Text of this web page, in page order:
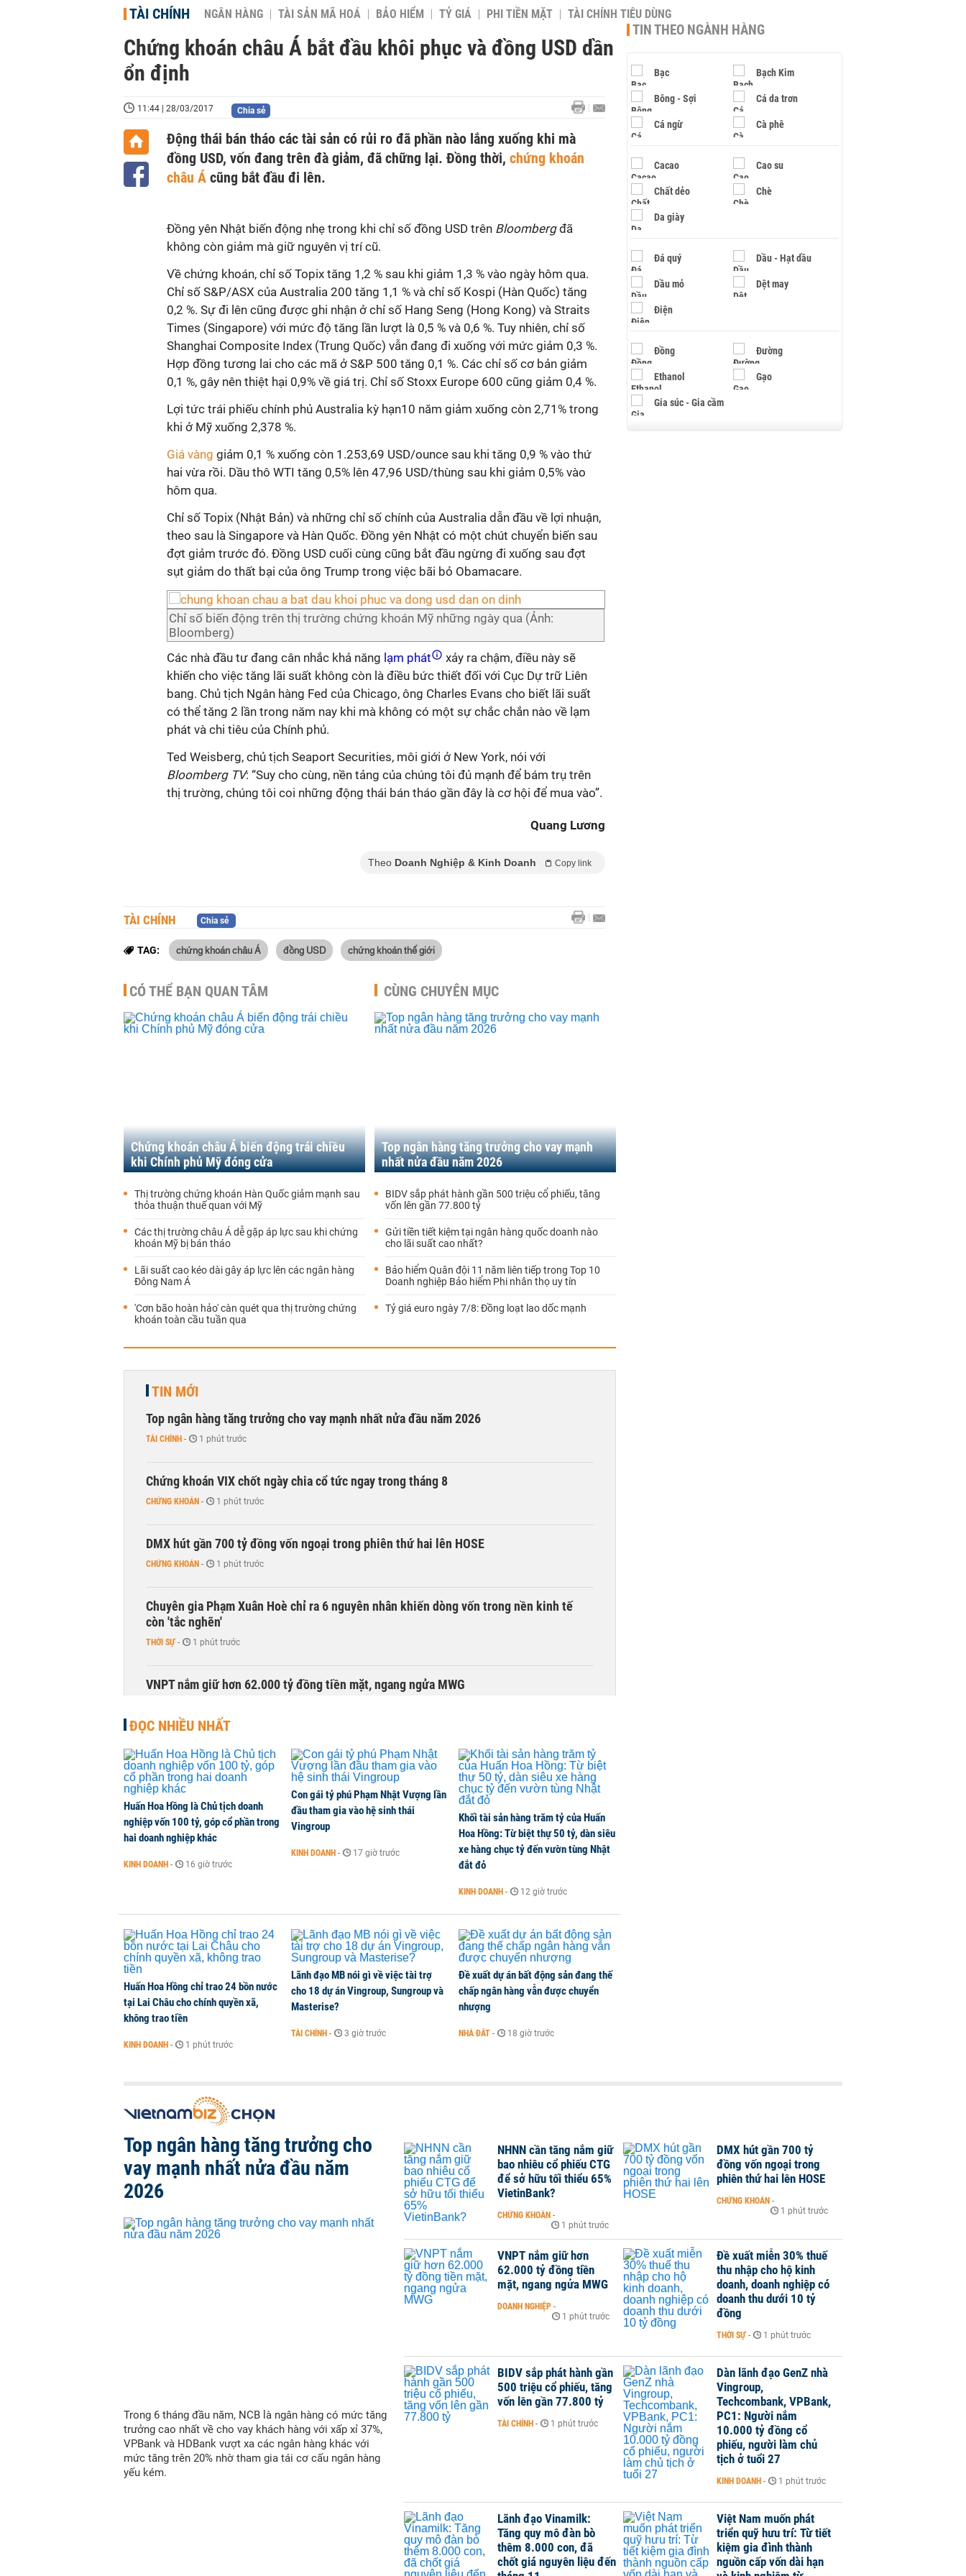
TÀI CHÍNH NGÂN HÀNG TÀI SẢN MÃ HOÁ BẢO HIỂM TỶ GIÁ PHI TIỀN MẶT TÀI CHÍNH TIÊU DÙNG
Chứng khoán châu Á bắt đầu khôi phục và đồng USD dần
ổn định
11:44 | 28/03/2017 Chia sẻ
Động thái bán tháo các tài sản có rủi ro đã phần nào lắng xuống khi mà
đồng USD, vốn đang trên đà giảm, đã chững lại. Đồng thời, chứng khoán
châu Á cũng bắt đầu đi lên.
Đồng yên Nhật biến động nhẹ trong khi chỉ số đồng USD trên Bloombergđã
không còn giảm mà giữ nguyên vị trí cũ.
Về chứng khoán, chỉ số Topix tăng 1,2 % sau khi giảm 1,3 % vào ngày hôm qua.
Chỉ số S&P/ASX của Australia 200 tăng 1,1 % và chỉ số Kospi (Hàn Quốc) tăng
0,2 %. Sự đi lên cũng được ghi nhận ở chỉ số Hang Seng (Hong Kong) và Straits
Times (Singapore) với mức độ tăng lần lượt là 0,5 % và 0,6 %. Tuy nhiên, chỉ số
Shanghai Composite Index (Trung Quốc) vẫn đang đi xuống với mức giảm 0,3 %.
Hợp đồng tương lai cho các mã ở S&P 500 tăng 0,1 %. Các chỉ số cơ bản giảm
0,1 %, gây nên thiệt hại 0,9% về giá trị. Chỉ số Stoxx Europe 600 cũng giảm 0,4 %.
Lợi tức trái phiếu chính phủ Australia kỳ hạn10 năm giảm xuống còn 2,71% trong
khi ở Mỹ xuống 2,378 %.
Giá vàng giảm 0,1 % xuống còn 1.253,69 USD/ounce sau khi tăng 0,9 % vào thứ
hai vừa rồi. Dầu thô WTI tăng 0,5% lên 47,96 USD/thùng sau khi giảm 0,5% vào
hôm qua.
Chỉ số Topix (Nhật Bản) và những chỉ số chính của Australia dẫn đầu về lợi nhuận,
theo sau là Singapore và Hàn Quốc. Đồng yên Nhật có một chút chuyển biến sau
đợt giảm trước đó. Đồng USD cuối cùng cũng bắt đầu ngừng đi xuống sau đợt
sụt giảm do thất bại của ông Trump trong việc bãi bỏ Obamacare.
Chỉ số biến động trên thị trường chứng khoán Mỹ những ngày qua (Ảnh:
Bloomberg)
Các nhà đầu tư đang cân nhắc khả năng lạm phát
xảy ra chậm, điều này sẽ
khiến cho việc tăng lãi suất không còn là điều bức thiết đối với Cục Dự trữ Liên
bang. Chủ tịch Ngân hàng Fed của Chicago, ông Charles Evans cho biết lãi suất
có thể tăng 2 lần trong năm nay khi mà không có một sự chắc chắn nào về lạm
phát và chi tiêu của Chính phủ.
Ted Weisberg, chủ tịch Seaport Securities, môi giới ở New York, nói với
Bloomberg TV: “Suy cho cùng, nền tảng của chúng tôi đủ mạnh để bám trụ trên
thị trường, chúng tôi coi những động thái bán tháo gần đây là cơ hội để mua vào”.
Quang Lương
Theo Doanh Nghiệp & Kinh Doanh Copy link
TÀI CHÍNH Chia sẻ
TAG: chứng khoán châu Á đồng USD chứng khoán thế giới
CÓ THỂ BẠN QUAN TÂM
Chứng khoán châu Á biến động trái chiều
khi Chính phủ Mỹ đóng cửa
Thị trường chứng khoán Hàn Quốc giảm mạnh sau
thỏa thuận thuế quan với Mỹ
Các thị trường châu Á dễ gặp áp lực sau khi chứng
khoán Mỹ bị bán tháo
Lãi suất cao kéo dài gây áp lực lên các ngân hàng
Đông Nam Á
'Cơn bão hoàn hảo' càn quét qua thị trường chứng
khoán toàn cầu tuần qua
CÙNG CHUYÊN MỤC
Top ngân hàng tăng trưởng cho vay mạnh
nhất nửa đầu năm 2026
BIDV sắp phát hành gần 500 triệu cổ phiếu, tăng
vốn lên gần 77.800 tỷ
Gửi tiền tiết kiệm tại ngân hàng quốc doanh nào
cho lãi suất cao nhất?
Bảo hiểm Quân đội 11 năm liên tiếp trong Top 10
Doanh nghiệp Bảo hiểm Phi nhân thọ uy tín
Tỷ giá euro ngày 7/8: Đồng loạt lao dốc mạnh
TIN MỚI
Top ngân hàng tăng trưởng cho vay mạnh nhất nửa đầu năm 2026
TÀI CHÍNH - 1 phút trước
Chứng khoán VIX chốt ngày chia cổ tức ngay trong tháng 8
CHỨNG KHOÁN - 1 phút trước
DMX hút gần 700 tỷ đồng vốn ngoại trong phiên thứ hai lên HOSE
CHỨNG KHOÁN - 1 phút trước
Chuyên gia Phạm Xuân Hoè chỉ ra 6 nguyên nhân khiến dòng vốn trong nền kinh tế
còn 'tắc nghẽn'
THỜI SỰ - 1 phút trước
VNPT nắm giữ hơn 62.000 tỷ đồng tiền mặt, ngang ngửa MWG
NHNN cần tăng nắm giữ bao nhiêu cổ phiếu CTG để sở hữu tối thiểu 65% VietinBank?
CHỨNG KHOÁN - 1 phút trước
Xuất khẩu linh kiện ô tô của Toyota Việt Nam vượt mốc 1 tỷ USD
KINH DOANH 1 phút trước
BIDV sắp phát hành gần 500 triệu cổ phiếu, tăng vốn lên gần 77.800 tỷ
ĐỌC NHIỀU NHẤT
Huấn Hoa Hồng là Chủ tịch doanh
nghiệp vốn 100 tỷ, góp cổ phần trong
hai doanh nghiệp khác
KINH DOANH - 16 giờ trước
Con gái tỷ phú Phạm Nhật Vượng lần
đầu tham gia vào hệ sinh thái
Vingroup
KINH DOANH - 17 giờ trước
Khối tài sản hàng trăm tỷ của Huấn
Hoa Hồng: Từ biệt thự 50 tỷ, dàn siêu
xe hàng chục tỷ đến vườn tùng Nhật
đắt đỏ
KINH DOANH - 12 giờ trước
Huấn Hoa Hồng chỉ trao 24 bồn nước
tại Lai Châu cho chính quyền xã,
không trao tiền
KINH DOANH - 1 phút trước
Lãnh đạo MB nói gì về việc tài trợ
cho 18 dự án Vingroup, Sungroup và
Masterise?
TÀI CHÍNH - 3 giờ trước
Đề xuất dự án bất động sản đang thế
chấp ngân hàng vẫn được chuyển
nhượng
NHÀ ĐẤT - 18 giờ trước
TIN THEO NGÀNH HÀNG
Bạc Bạch Kim
Bông - Sợi Cá da trơn
Cá ngừ Cà phê
Cacao Cao su
Chất dẻo Chè
Da giày
Đá quý Dầu - Hạt dầu
Dầu mỏ Dệt may
Điện
Đồng Đường
Ethanol Gạo
Gia súc - Gia cầm
Top ngân hàng tăng trưởng cho
vay mạnh nhất nửa đầu năm
2026
Trong 6 tháng đầu năm, NCB là ngân hàng có mức tăng
trưởng cao nhất về cho vay khách hàng với xấp xỉ 37%,
VPBank và HDBank vượt xa các ngân hàng khác với
mức tăng trên 20% nhờ tham gia tái cơ cấu ngân hàng
yếu kém.
NHNN cần tăng nắm giữ
bao nhiêu cổ phiếu CTG
để sở hữu tối thiểu 65%
VietinBank?
CHỨNG KHOÁN -
1 phút trước
DMX hút gần 700 tỷ
đồng vốn ngoại trong
phiên thứ hai lên HOSE
CHỨNG KHOÁN -
1 phút trước
VNPT nắm giữ hơn
62.000 tỷ đồng tiền
mặt, ngang ngửa MWG
DOANH NGHIỆP -
1 phút trước
Đề xuất miễn 30% thuế
thu nhập cho hộ kinh
doanh, doanh nghiệp có
doanh thu dưới 10 tỷ
đồng
THỜI SỰ - 1 phút trước
BIDV sắp phát hành gần
500 triệu cổ phiếu, tăng
vốn lên gần 77.800 tỷ
TÀI CHÍNH - 1 phút trước
Dàn lãnh đạo GenZ nhà
Vingroup,
Techcombank, VPBank,
PC1: Người nắm
10.000 tỷ đồng cổ
phiếu, người làm chủ
tịch ở tuổi 27
KINH DOANH - 1 phút trước
Lãnh đạo Vinamilk:
Tăng quy mô đàn bò
thêm 8.000 con, đã
chốt giá nguyên liệu đến
Việt Nam muốn phát
triển quỹ hưu trí: Từ tiết
kiệm gia đình thành
nguồn cấp vốn dài hạn